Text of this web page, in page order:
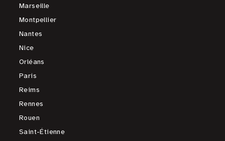
Marseille
Montpellier
Nantes
Nice
Orléans
Paris
Reims
Rennes
Rouen
Saint-Étienne